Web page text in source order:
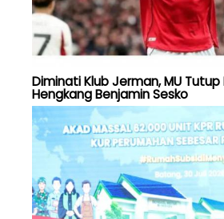
Diminati Klub Jerman, MU Tutup
Hengkang Benjamin Sesko